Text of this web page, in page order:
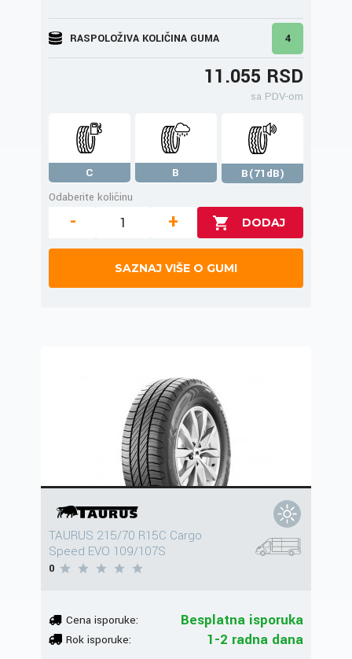
RASPOLOŽIVA KOLIČINA GUMA 4
11.055 RSD
sa PDV-om
C B
B(71dB)
Odaberite količinu
- +
SAZNAJ VIŠE O GUMI
TAURUS 215/70 R15C Cargo
Speed EVO 109/107S
0
Cena isporuke: Besplatna isporuka
Rok isporuke: 1-2 radna dana